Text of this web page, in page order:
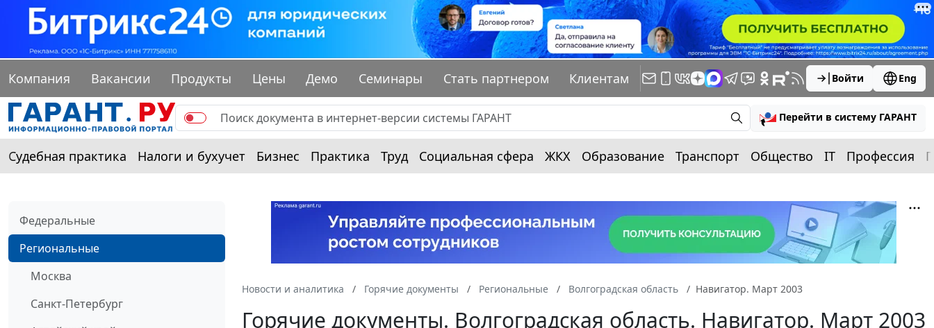
Компания Вакансии Продукты Цены Демо Семинары Стать партнером Клиентам Войти Eng
Перейти в систему ГАРАНТ
Судебная практика Налоги и бухучет Бизнес Практика Труд Социальная сфера ЖКХ Образование Транспорт Общество IT Профессия
Федеральные
Региональные
Москва
Санкт-Петербург
Новости и аналитика Горячие документы Региональные Волгоградская область Навигатор. Март 2003
Горячие документы. Волгоградская область. Навигатор. Март 2003